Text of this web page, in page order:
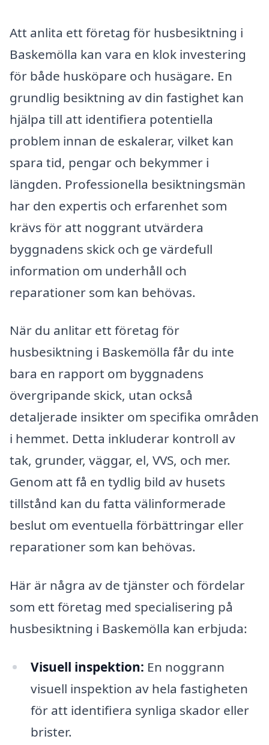
Att anlita ett företag för husbesiktning i
Baskemölla kan vara en klok investering
för både husköpare och husägare. En
grundlig besiktning av din fastighet kan
hjälpa till att identifiera potentiella
problem innan de eskalerar, vilket kan
spara tid, pengar och bekymmer i
längden. Professionella besiktningsmän
har den expertis och erfarenhet som
krävs för att noggrant utvärdera
byggnadens skick och ge värdefull
information om underhåll och
reparationer som kan behövas.
När du anlitar ett företag för
husbesiktning i Baskemölla får du inte
bara en rapport om byggnadens
övergripande skick, utan också
detaljerade insikter om specifika områden
i hemmet. Detta inkluderar kontroll av
tak, grunder, väggar, el, VVS, och mer.
Genom att få en tydlig bild av husets
tillstånd kan du fatta välinformerade
beslut om eventuella förbättringar eller
reparationer som kan behövas.
Här är några av de tjänster och fördelar
som ett företag med specialisering på
husbesiktning i Baskemölla kan erbjuda:
Visuell inspektion: En noggrann
visuell inspektion av hela fastigheten
för att identifiera synliga skador eller
brister.